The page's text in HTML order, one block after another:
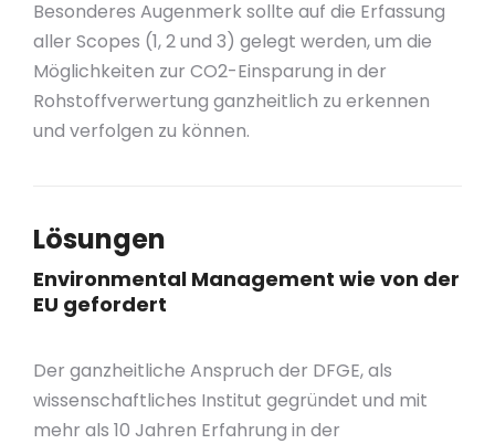
Besonderes Augenmerk sollte auf die Erfassung
aller Scopes (1, 2 und 3) gelegt werden, um die
Möglichkeiten zur CO2-Einsparung in der
Rohstoffverwertung ganzheitlich zu erkennen
und verfolgen zu können.
Lösungen
Environmental Management wie von der
EU gefordert
Der ganzheitliche Anspruch der DFGE, als
wissenschaftliches Institut gegründet und mit
mehr als 10 Jahren Erfahrung in der